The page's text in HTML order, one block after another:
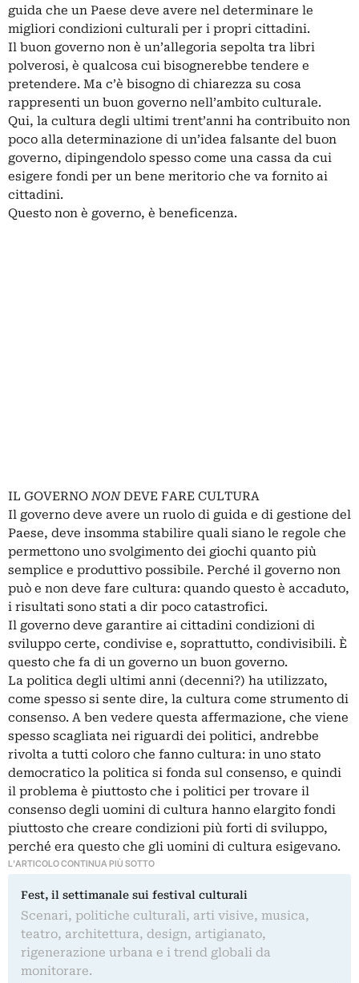
guida che un Paese deve avere nel determinare le
migliori condizioni culturali per i propri cittadini.
Il buon governo non è un’allegoria sepolta tra libri
polverosi, è qualcosa cui bisognerebbe tendere e
pretendere. Ma c’è bisogno di chiarezza su cosa
rappresenti un buon governo nell’ambito culturale.
Qui, la cultura degli ultimi trent’anni ha contribuito non
poco alla determinazione di un’idea falsante del buon
governo, dipingendolo spesso come una cassa da cui
esigere fondi per un bene meritorio che va fornito ai
cittadini.
Questo non è governo, è beneficenza.
IL GOVERNONONDEVE FARE CULTURA
Il governo deve avere un ruolo di guida e di gestione del
Paese, deve insomma stabilire quali siano le regole che
permettono uno svolgimento dei giochi quanto più
semplice e produttivo possibile. Perché il governo non
può e non deve fare cultura: quando questo è accaduto,
i risultati sono stati a dir poco catastrofici.
Il governo deve garantire ai cittadini condizioni di
sviluppo certe, condivise e, soprattutto, condivisibili. È
questo che fa di un governo un buon governo.
La politica degli ultimi anni (decenni?) ha utilizzato,
come spesso si sente dire, la cultura come strumento di
consenso. A ben vedere questa affermazione, che viene
spesso scagliata nei riguardi dei politici, andrebbe
rivolta a tutti coloro che fanno cultura: in uno stato
democratico la politica si fonda sul consenso, e quindi
il problema è piuttosto che i politici per trovare il
consenso degli uomini di cultura hanno elargito fondi
piuttosto che creare condizioni più forti di sviluppo,
perché era questo che gli uomini di cultura esigevano.
L'ARTICOLO CONTINUA PIÙ SOTTO
Fest, il settimanale sui festival culturali
Scenari, politiche culturali, arti visive, musica,
teatro, architettura, design, artigianato,
rigenerazione urbana e i trend globali da
monitorare.